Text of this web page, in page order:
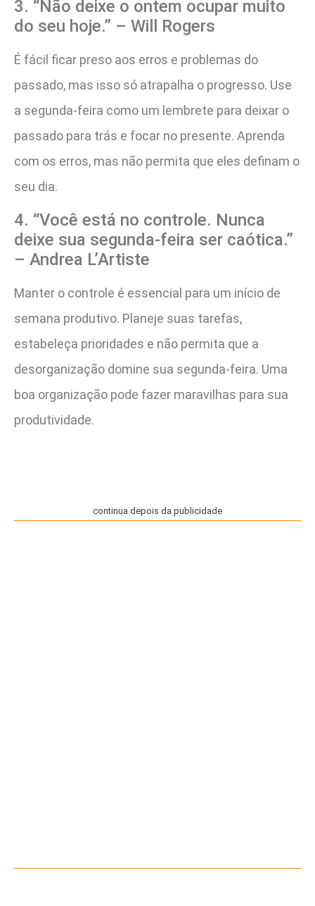
3. “Não deixe o ontem ocupar muito
do seu hoje.” – Will Rogers
É fácil ficar preso aos erros e problemas do
passado, mas isso só atrapalha o progresso. Use
a segunda-feira como um lembrete para deixar o
passado para trás e focar no presente. Aprenda
com os erros, mas não permita que eles definam o
seu dia.
4. “Você está no controle. Nunca
deixe sua segunda-feira ser caótica.”
– Andrea L’Artiste
Manter o controle é essencial para um início de
semana produtivo. Planeje suas tarefas,
estabeleça prioridades e não permita que a
desorganização domine sua segunda-feira. Uma
boa organização pode fazer maravilhas para sua
produtividade.
continua depois da publicidade